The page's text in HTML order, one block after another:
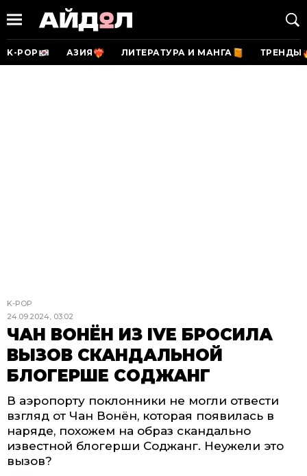
K-POP АЗИЯ ЛИТЕРАТУРА И МАНГА ТРЕНДЫ
K-POP
24.09.2024, 03:02
ЧАН ВОНЁН ИЗ IVE БРОСИЛА
ВЫЗОВ СКАНДАЛЬНОЙ
БЛОГЕРШЕ СОДЖАНГ
В аэропорту поклонники не могли отвести
взгляд от Чан Вонён, которая появилась в
наряде, похожем на образ скандально
известной блогерши Соджанг. Неужели это
вызов?